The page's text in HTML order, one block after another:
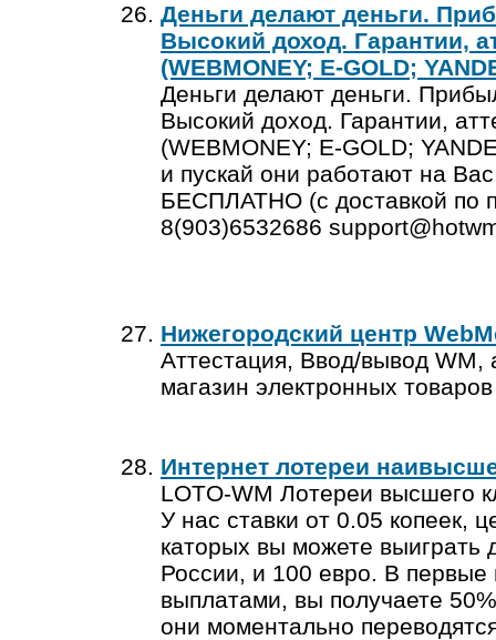
Деньги делают деньги.
Высокий доход. Гарантии,
(WEBMONEY; E-GOLD;
Деньги делают деньги.
Высокий доход. Гарантии,
(WEBMONEY; E-GOLD;
и пускай они работают на
БЕСПЛАТНО (с доставкой по
8(903)6532686
Нижегородский центр
Аттестация, Ввод/вывод WM,
магазин электронных
Интернет лотереи
LOTO-WM Лотереи высшего
У нас ставки от 0.05 копеек,
каторых вы можете
России, и 100 евро. В
выплатами, вы получаете
они моментально